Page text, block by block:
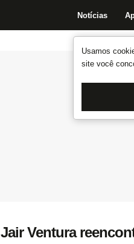
Usamos
site você
Notícias
Jair Ventura